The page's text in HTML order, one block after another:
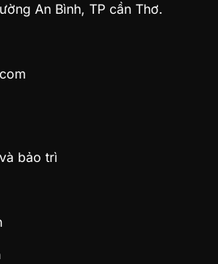
An Bình, TP cần Thơ.
bảo trì